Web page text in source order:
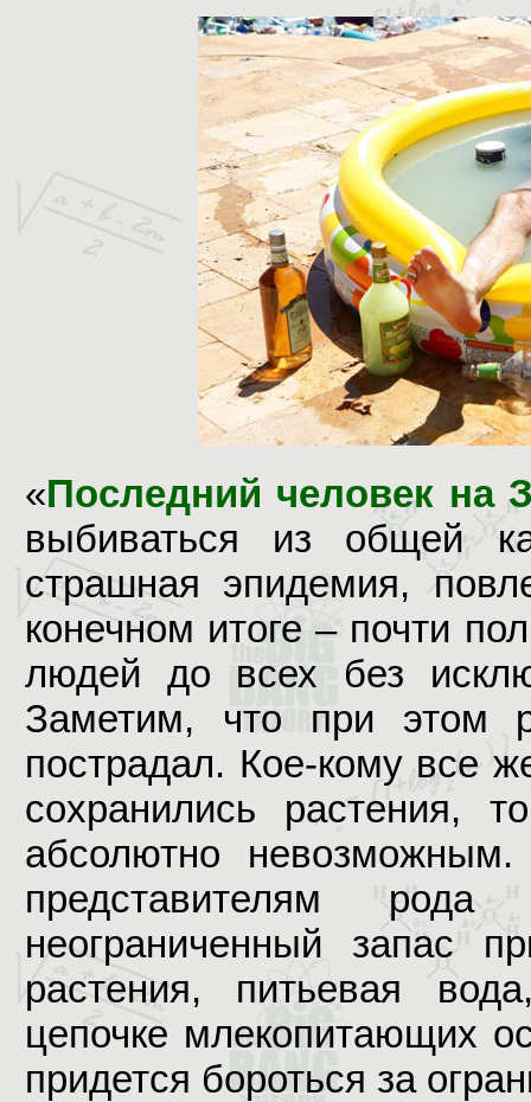
«Последний человек на
выбиваться из общей
страшная эпидемия,
конечном итоге – почти
людей до всех без
Заметим, что при этом
пострадал. Кое-кому все
сохранились растения,
абсолютно
представителям рода
неограниченный запас
растения, питьевая
цепочке млекопитающих
придется бороться за